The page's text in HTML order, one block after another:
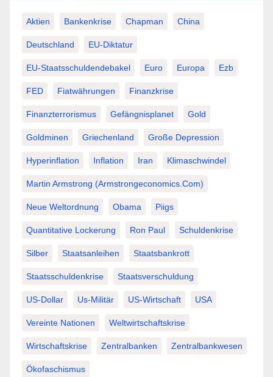
Aktien Bankenkrise Chapman China
Deutschland EU-Diktatur
EU-Staatsschuldendebakel Euro Europa Ezb
FED Fiatwährungen Finanzkrise
Finanzterrorismus Gefängnisplanet Gold
Goldminen Griechenland Große Depression
Hyperinflation Inflation Iran Klimaschwindel
Martin Armstrong (Armstrongeconomics.com)
Neue Weltordnung Obama Piigs
Quantitative Lockerung Ron Paul Schuldenkrise
Silber Staatsanleihen Staatsbankrott
Staatsschuldenkrise Staatsverschuldung
US-Dollar Us-Militär US-Wirtschaft USA
Vereinte Nationen Weltwirtschaftskrise
Wirtschaftskrise Zentralbanken Zentralbankwesen
Ökofaschismus